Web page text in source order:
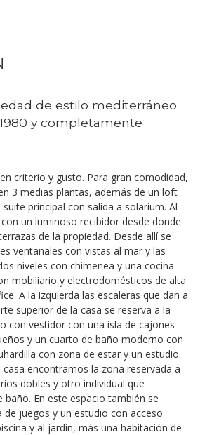
de estilo mediterráneo
y completamente
criterio y gusto. Para gran comodidad,
3 medias plantas, además de un loft
principal con salida a solarium. Al
un luminoso recibidor desde donde
de la propiedad. Desde allí se
ventanales con vistas al mar y las
niveles con chimenea y una cocina
mobiliario y electrodomésticos de alta
A la izquierda las escaleras que dan a
superior de la casa se reserva a la
con vestidor con una isla de cajones
y un cuarto de baño moderno con
con zona de estar y un estudio.
encontramos la zona reservada a
dobles y otro individual que
En este espacio también se
de juegos y un estudio con acceso
y al jardín, más una habitación de